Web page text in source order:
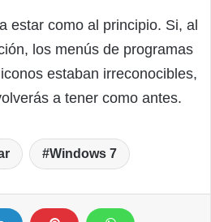
estar como al principio. Si, al
los menús de programas
estaban irreconocibles,
a tener como antes.
Windows 7